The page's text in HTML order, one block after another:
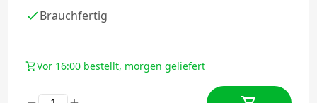
Brauchfertig
Vor 16:00 bestellt, morgen geliefert